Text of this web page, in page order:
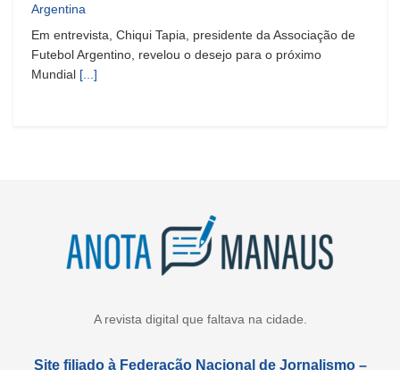
Argentina
Em entrevista, Chiqui Tapia, presidente da Associação de
Futebol Argentino, revelou o desejo para o próximo
Mundial [...]
A revista digital que faltava na cidade.
Site filiado à Federação Nacional de Jornalismo –